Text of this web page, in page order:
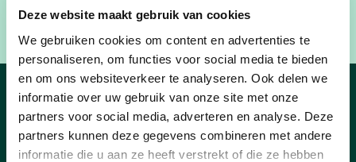
Deze website maakt gebruik van cookies
We gebruiken cookies om content en advertenties te
personaliseren, om functies voor social media te bieden
en om ons websiteverkeer te analyseren. Ook delen we
informatie over uw gebruik van onze site met onze
partners voor social media, adverteren en analyse. Deze
partners kunnen deze gegevens combineren met andere
informatie die u aan ze heeft verstrekt of die ze hebben
Nieuws uit Putte